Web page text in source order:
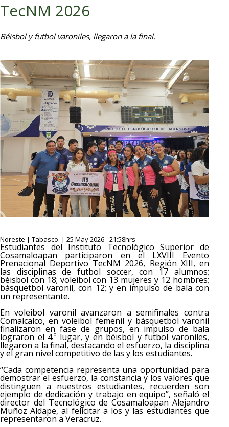
TecNM 2026
Béisbol y futbol varoniles, llegaron a la final.
Noreste | Tabasco. | 25 May 2026 - 21:58hrs
Estudiantes del Instituto Tecnológico Superior de
Cosamaloapan participaron en el LXVIII Evento
Prenacional Deportivo TecNM 2026, Región XIII, en
las disciplinas de futbol soccer, con 17 alumnos;
béisbol con 18; voleibol con 13 mujeres y 12 hombres;
básquetbol varonil, con 12; y en impulso de bala con
un representante.
En voleibol varonil avanzaron a semifinales contra
Comalcalco, en voleibol femenil y básquetbol varonil
finalizaron en fase de grupos, en impulso de bala
lograron el 4.º lugar, y en béisbol y futbol varoniles,
llegaron a la final, destacando el esfuerzo, la disciplina
y el gran nivel competitivo de las y los estudiantes.
“Cada competencia representa una oportunidad para
demostrar el esfuerzo, la constancia y los valores que
distinguen a nuestros estudiantes, recuerden son
ejemplo de dedicación y trabajo en equipo”, señaló el
director del Tecnológico de Cosamaloapan Alejandro
Muñoz Aldape, al felicitar a los y las estudiantes que
representaron a Veracruz.